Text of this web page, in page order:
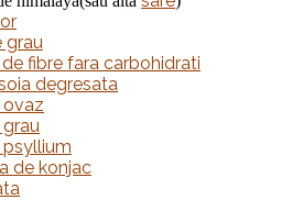
grau
fibre fara carbohidrati
degresata
de konjac